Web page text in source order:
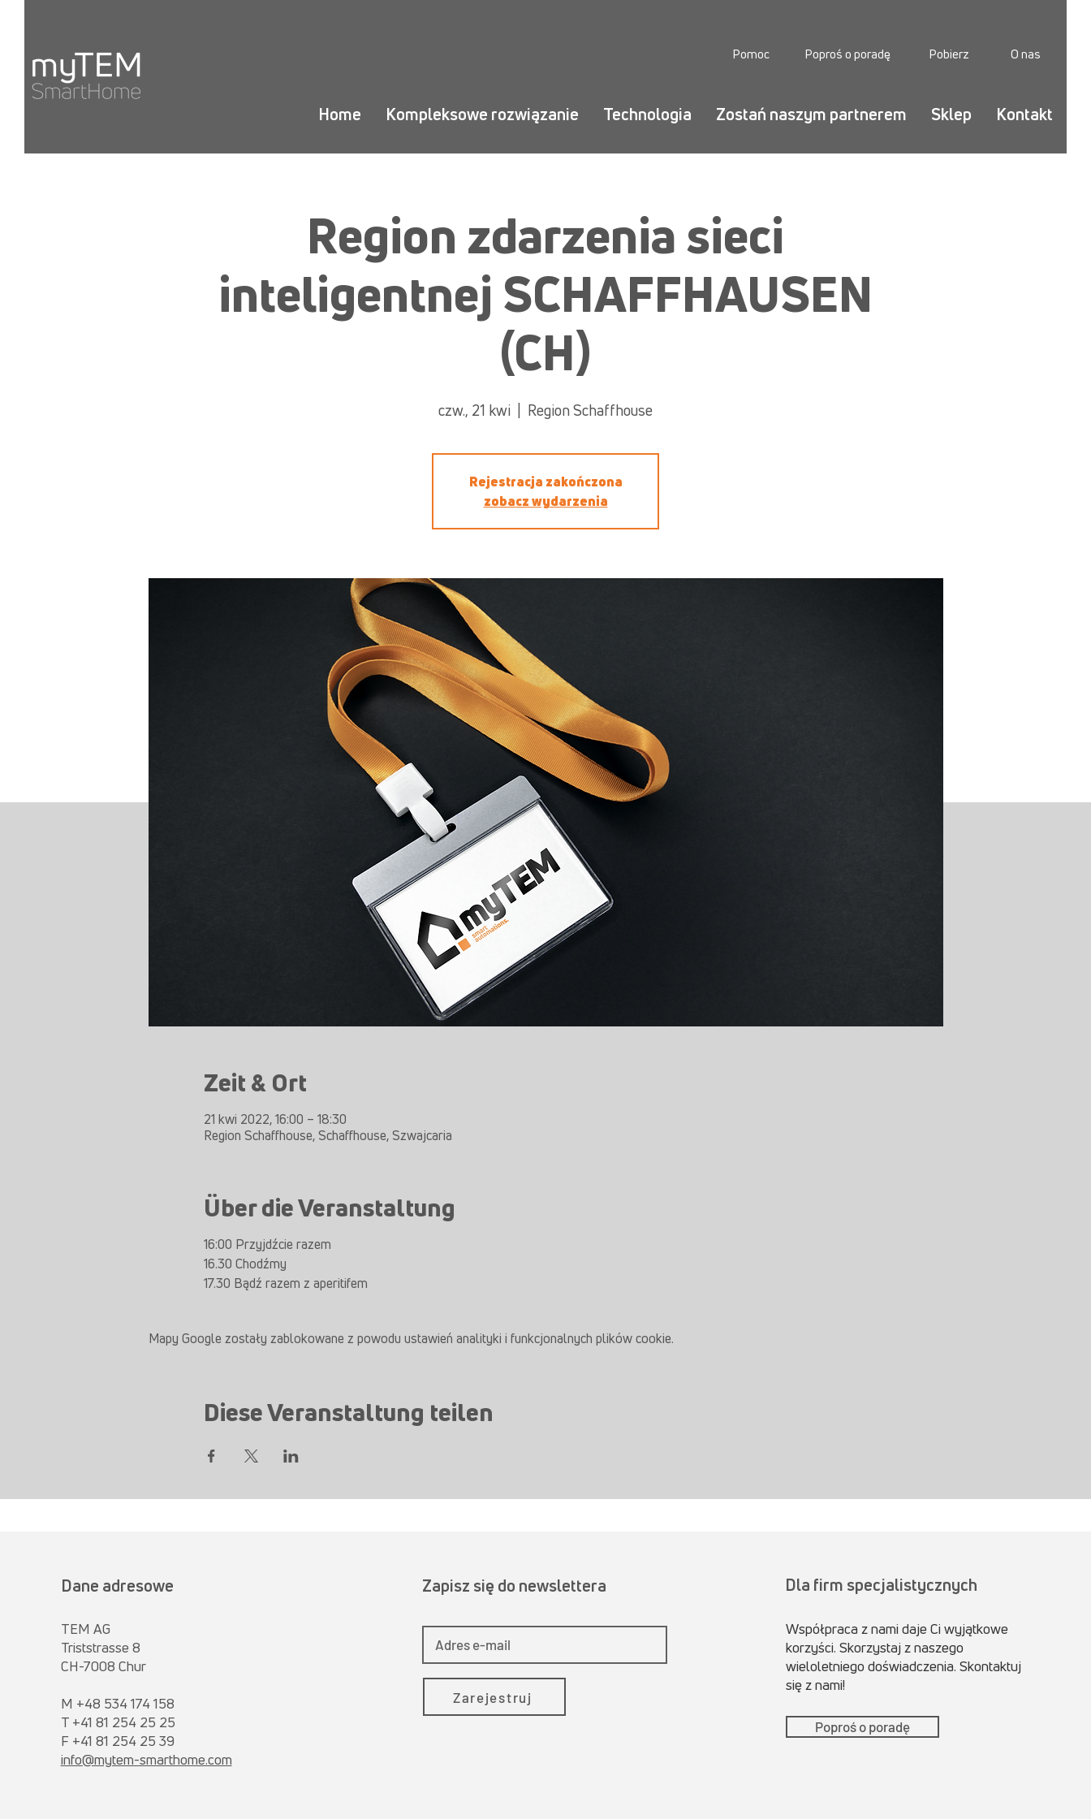
Pomoc Poproś o poradę Pobierz O nas
Home Kompleksowe rozwiązanie Technologia Zostań naszym partnerem Sklep Kontakt
Region zdarzenia sieci
inteligentnej SCHAFFHAUSEN
(CH)
czw., 21 kwi Region Schaffhouse
Rejestracja zakończona
zobacz wydarzenia
Zeit & Ort
21 kwi 2022, 16:00 – 18:30
Region Schaffhouse, Schaffhouse, Szwajcaria
Über die Veranstaltung
16:00 Przyjdźcie razem
16.30 Chodźmy
17.30 Bądź razem z aperitifem
Mapy Google zostały zablokowane z powodu ustawień analityki i funkcjonalnych plików cookie.
Diese Veranstaltung teilen
Dane adresowe
TEM AG
Triststrasse 8
CH-7008 Chur
M +48 534 174 158
T +41 81 254 25 25
F +41 81 254 25 39
info@mytem-smarthome.com
Zapisz się do newslettera
Zarejestruj
Dla firm specjalistycznych
Współpraca z nami daje Ci wyjątkowe
korzyści. Skorzystaj z naszego
wieloletniego doświadczenia. Skontaktuj
się z nami!
Poproś o poradę